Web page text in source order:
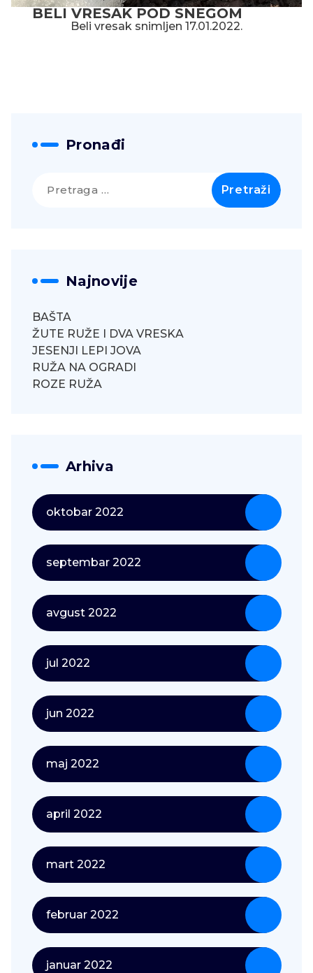
BELI VRESAK POD SNEGOM
Beli vresak snimljen 17.01.2022.
Pronađi
Najnovije
BAŠTA
ŽUTE RUŽE I DVA VRESKA
JESENJI LEPI JOVA
RUŽA NA OGRADI
ROZE RUŽA
Arhiva
oktobar 2022
septembar 2022
avgust 2022
jul 2022
jun 2022
maj 2022
april 2022
mart 2022
februar 2022
januar 2022